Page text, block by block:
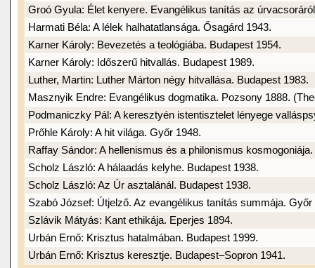
Groó Gyula: Élet kenyere. Evangélikus tanítás az
Harmati Béla: A lélek halhatatlansága. Ősagárd 1943.
Karner Károly: Bevezetés a teológiába. Budapest 1954.
Karner Károly: Időszerű hitvallás. Budapest 1989.
Luther, Martin: Luther Márton négy hitvallása. Budapest 1983.
Masznyik Endre: Evangélikus dogmatika. Pozsony 1888.
Podmaniczky Pál: A keresztyén istentisztelet lényege
Prőhle Károly: A hit világa. Győr 1948.
Raffay Sándor: A hellenismus és a philonismus
Scholz László: A hálaadás kelyhe. Budapest 1938.
Scholz László: Az Úr asztalánál. Budapest 1938.
Szabó József: Útjelző. Az evangélikus tanítás summája. Győr
Szlávik Mátyás: Kant ethikája. Eperjes 1894.
Urbán Ernő: Krisztus hatalmában. Budapest 1999.
Urbán Ernő: Krisztus keresztje. Budapest–Sopron 1941.